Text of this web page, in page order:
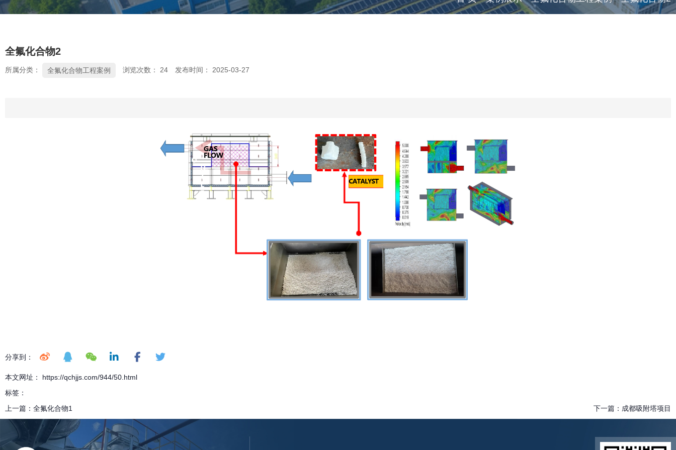
全氟化合物2
所属分类： 全氟化合物工程案例 浏览次数： 24 发布时间： 2025-03-27
分享到：
本文网址： https://qchjjs.com/944/50.html
标签：
上一篇： 全氟化合物1 下一篇： 成都吸附塔项目